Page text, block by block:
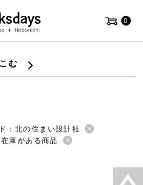
0
む
：北の住まい設計社
在庫がある商品